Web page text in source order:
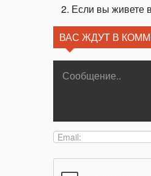
Если вы живете
ВАС ЖДУТ В